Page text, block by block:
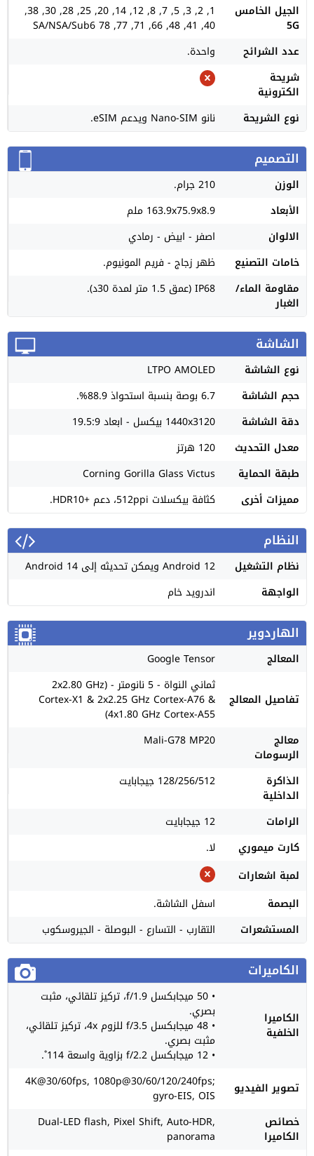
الجيل الخامس
5G
1, 2, 3, 5, 7, 8, 12, 14, 20, 25, 28, 30, 38,
40, 41, 48, 66, 71, 77, 78 SA/NSA/Sub6
عدد الشرائح
واحدة.
شريحة
الكترونية
نوع الشريحة
نانو Nano-SIM ويدعم eSIM.
التصميم
الوزن
210 جرام.
الأبعاد
163.9x75.9x8.9 ملم
الالوان
اصفر - ابيض - رمادي
خامات التصنيع
ظهر زجاج - فريم المونيوم.
مقاومة الماء/
الغبار
IP68 (عمق 1.5 متر لمدة 30د).
الشاشة
نوع الشاشة
LTPO AMOLED
حجم الشاشة
6.7 بوصة بنسبة استحواذ 88.9%.
دقة الشاشة
1440x3120 بيكسل - ابعاد 19.5:9
معدل التحديث
120 هرتز
طبقة الحماية
Corning Gorilla Glass Victus
مميزات أخرى
كثافة بيكسلات 512ppi، دعم +HDR10.
النظام
نظام التشغيل
Android 12 ويمكن تحديثه إلى Android 14
الواجهة
اندرويد خام
الهاردوير
المعالج Google Tensor
تفاصيل المعالج
ثماني النواة - 5 نانومتر - (2x2.80 GHz
Cortex-X1 & 2x2.25 GHz Cortex-A76 &
4x1.80 GHz Cortex-A55)
معالج
الرسومات
Mali-G78 MP20
الذاكرة
الداخلية
128/256/512 جيجابايت
الرامات
12 جيجابايت
كارت ميموري
لا.
لمبة اشعارات
البصمة
اسفل الشاشة.
المستشعرات
التقارب - التسارع - البوصلة - الجيروسكوب
الكاميرات
الكاميرا
الخلفية
• 50 ميجابكسل f/1.9، تركيز تلقائي، مثبت
بصري.
• 48 ميجابكسل f/3.5 للزوم 4x، تركيز تلقائي،
مثبت بصري.
• 12 ميجابكسل f/2.2 بزاوية واسعة 114˚.
تصوير الفيديو
4K@30/60fps, 1080p@30/60/120/240fps;
gyro-EIS, OIS
خصائص
الكاميرا
Dual-LED flash, Pixel Shift, Auto-HDR,
panorama